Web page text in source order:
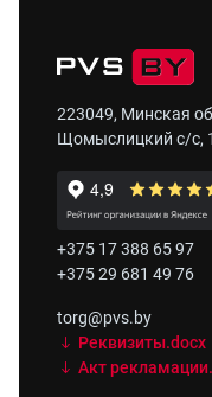
223049, Минская
Щомыслицкий с/с,
+375 17 388 65 97
+375 29 681 49 76
torg@pvs.by
Реквизиты.docx
Акт